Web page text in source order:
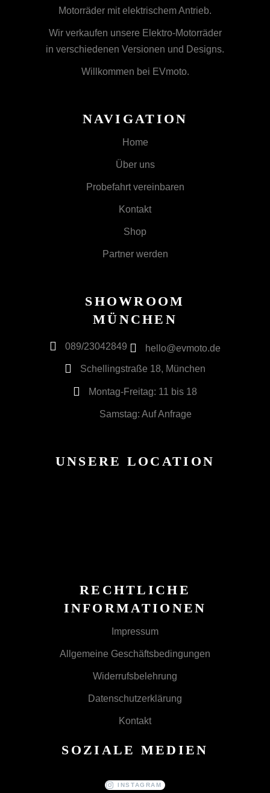
Motorräder mit elektrischem Antrieb.
Wir verkaufen unsere Elektro-Motorräder
in verschiedenen Versionen und Designs.
Willkommen bei EVmoto.
NAVIGATION
Home
Über uns
Probefahrt vereinbaren
Kontakt
Shop
Partner werden
SHOWROOM
MÜNCHEN
089/23042849
hello@evmoto.de
Schellingstraße 18, München
Montag-Freitag: 11 bis 18
Samstag: Auf Anfrage
UNSERE LOCATION
RECHTLICHE
INFORMATIONEN
Impressum
Allgemeine Geschäftsbedingungen
Widerrufsbelehrung
Datenschutzerklärung
Kontakt
SOZIALE MEDIEN
INSTAGRAM